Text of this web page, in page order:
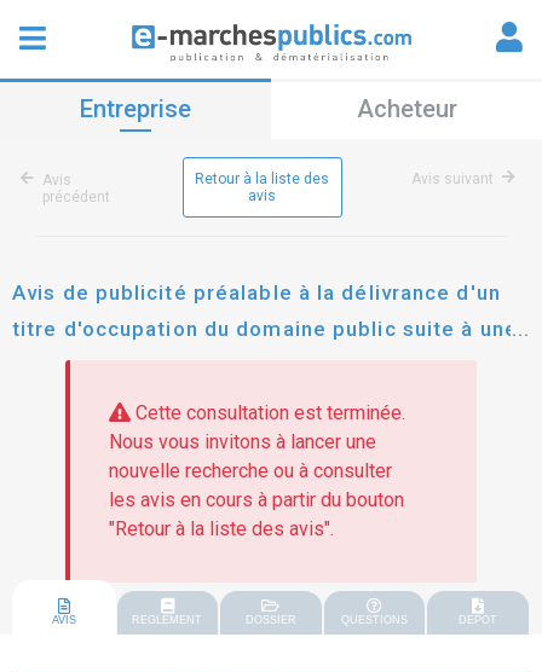
Entreprise Acheteur
Avis
précédent
Retour à la liste des
avis
Avis suivant
Avis de publicité préalable à la délivrance d'un
titre d'occupation du domaine public suite à une
candidature spontanée occupation de la toiture
de la salle omnisport de la salle omnisports
Cette consultation est terminée.
Nous vous invitons à lancer une
nouvelle recherche ou à consulter
les avis en cours à partir du bouton
"Retour à la liste des avis".
AVIS REGLEMENT DOSSIER QUESTIONS DEPOT